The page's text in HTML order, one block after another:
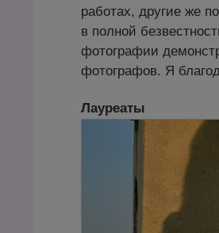
работах, другие же
в полной
фотографии
фотографов. Я
Лауреаты